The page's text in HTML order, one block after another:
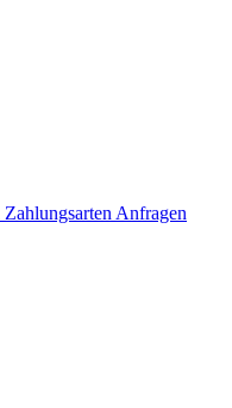
Zahlungsarten Anfragen